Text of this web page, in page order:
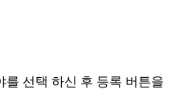
를 선택 하신 후 등록 버튼을